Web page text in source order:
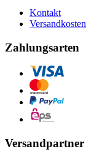
Kontakt
Versandkosten
Zahlungsarten
Versandpartner